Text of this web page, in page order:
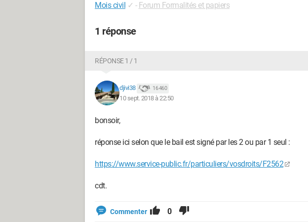
Mois civil ✓ - Forum Formalités et papiers
1 réponse
RÉPONSE 1 / 1
djivi38 16 460
10 sept. 2018 à 22:50
bonsoir,
réponse ici selon que le bail est signé par les 2 ou par 1 seul :
https://www.service-public.fr/particuliers/vosdroits/F2562
cdt.
Commenter 0